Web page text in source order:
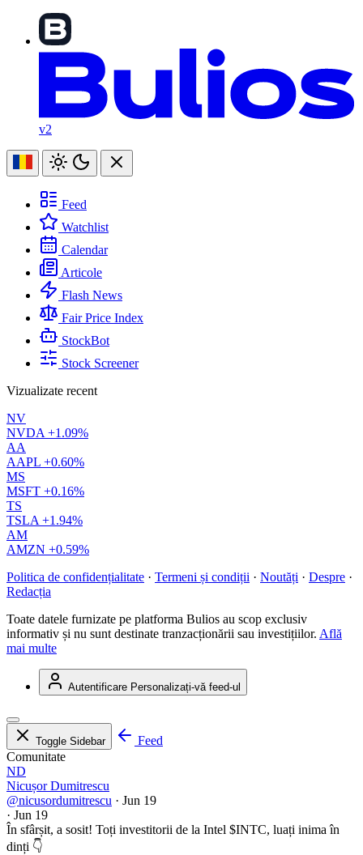
v2
Feed
Watchlist
Calendar
Articole
Flash News
Fair Price Index
StockBot
Stock Screener
Vizualizate recent
NV
NVDA +1.09%
AA
AAPL +0.60%
MS
MSFT +0.16%
TS
TSLA +1.94%
AM
AMZN +0.59%
Politica de confidențialitate · Termeni și condiții · Noutăți · Despre ·
Redacția
Toate datele furnizate pe platforma Bulios au scop exclusiv
informativ și nu sunt destinate tranzacționării sau investițiilor. Află
mai multe
Autentificare Personalizați-vă feed-ul
Toggle Sidebar
Feed
Comunitate
ND
Nicușor Dumitrescu
@nicusordumitrescu · Jun 19
· Jun 19
În sfârșit, a sosit! Toți investitorii de la Intel $INTC, luați inima în
dinți 👇